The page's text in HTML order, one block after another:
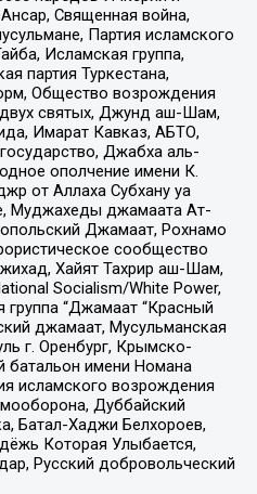
Священная война,
Партия исламского
Исламская группа,
партия Туркестана,
Общество возрождения
святых, Джунд аш-Шам,
Имарат Кавказ, АБТО,
Джабха аль-
ополчение имени К.
от Аллаха Субхану уа
Муджахеды джамаата Ат-
Джамаат, Рохнамо
сообщество
Хайят Тахрир аш-Шам,
Socialism/White Power,
группа “Джамаат “Красный
джамаат, Мусульманская
г. Оренбург, Крымско-
батальон имени Номана
исламского возрождения
Дуббайский
Батал-Хаджи Белхороев,
Которая Улыбается,
Русский добровольческий